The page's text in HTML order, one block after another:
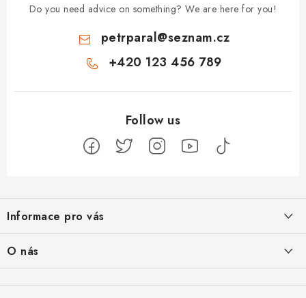
Do you need advice on something? We are here for you!
petrparal@seznam.cz
+420 123 456 789
o
e
Informace pro vás
Jak na Jupiter
O nás